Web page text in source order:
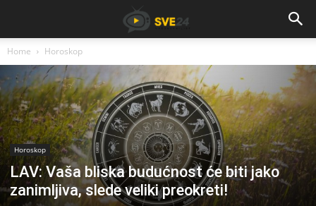
Home Horoskop
Horoskop
LAV: Vaša bliska budućnost će biti jako
zanimljiva, slede veliki preokreti!